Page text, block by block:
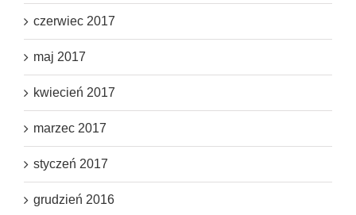
czerwiec 2017
maj 2017
kwiecień 2017
marzec 2017
styczeń 2017
grudzień 2016